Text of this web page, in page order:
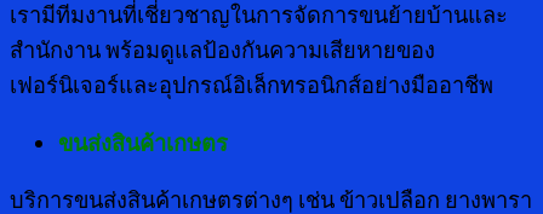
เรามีทีมงานที่เชี่ยวชาญในการจัดการขนย้ายบ้านและ
สำนักงาน พร้อมดูแลป้องกันความเสียหายของ
เฟอร์นิเจอร์และอุปกรณ์อิเล็กทรอนิกส์อย่างมืออาชีพ
ขนส่งสินค้าเกษตร
บริการขนส่งสินค้าเกษตรต่างๆ เช่น ข้าวเปลือก ยางพารา